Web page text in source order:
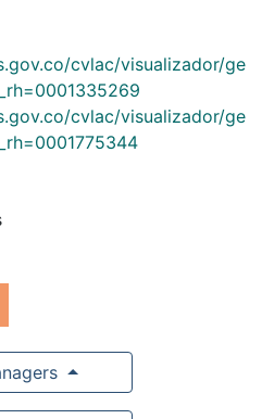
cvlac/visualizador/ge
cvlac/visualizador/ge